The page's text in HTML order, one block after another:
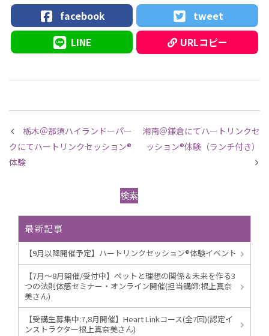
facebook
tweet
LINE
URLコピー
栃木＠那須ハイランドーパー
クにてハートリンクセッション®︎
体験
湘南＠鎌倉にてハートリンクセ
ッション®︎体験（ランチ付き）
検索
最新記事
【9月以降開催予定】ハートリンクセッション®︎体験イベント
【7月～8月開催/受付中】ペットと理想の関係＆未来を作る3
つの法則体感セミナー・オンライン開催(担当講師:根上真奈
美さん)
【受講生募集中:7,8月開催】Heart Linkコース(全7回)(認定イ
ンストラクター根上真奈美さん)